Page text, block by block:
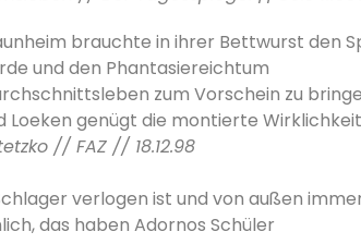
brauchte in ihrer Bettwurst den
und den Phantasiereichtum
zum Vorschein zu
Loeken genügt die montierte
// FAZ // 18.12.98
verlogen ist und von außen
das haben Adornos Schüler